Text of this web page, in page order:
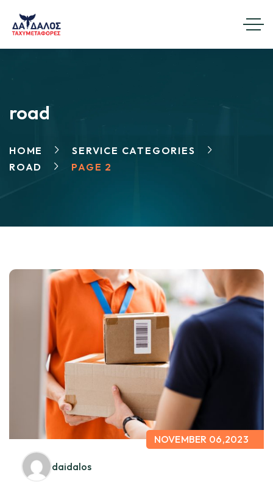
road
HOME
SERVICE CATEGORIES
ROAD
PAGE 2
daidalos
NOVEMBER 06,2023